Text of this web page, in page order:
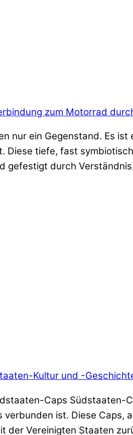
zum Motorrad
nur ein Gegenstand. Es
Diese tiefe, fast
gefestigt durch
Kultur und -
Caps
ist. Diese Caps,
der Vereinigten Staaten